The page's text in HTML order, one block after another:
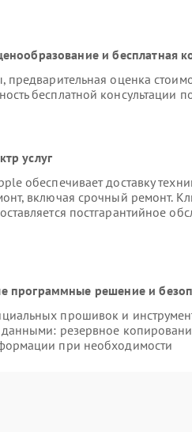
и бесплатная
предварительная оценка
бесплатной консультации
услуг
обеспечивает доставку
включая срочный ремонт.
постгарантийное
программные решение и
прошивок и
данными: резервное
при необходимости